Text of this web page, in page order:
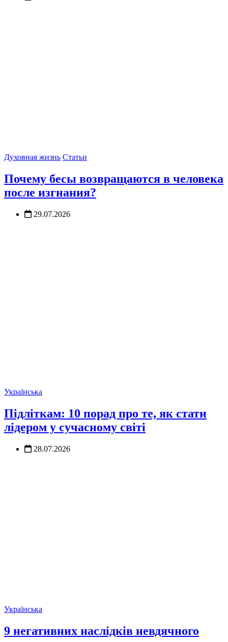
Духовная жизнь Статьи
Почему бесы возвращаются в человека
после изгнания?
29.07.2026
Українська
Підліткам: 10 порад про те, як стати
лідером у сучасному світі
28.07.2026
Українська
9 негативних наслідків невдячного